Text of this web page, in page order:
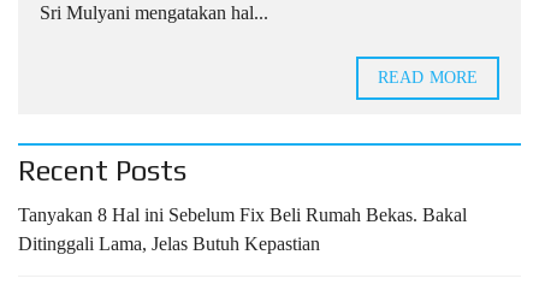
Sri Mulyani mengatakan hal...
READ MORE
Recent Posts
Tanyakan 8 Hal ini Sebelum Fix Beli Rumah Bekas. Bakal
Ditinggali Lama, Jelas Butuh Kepastian